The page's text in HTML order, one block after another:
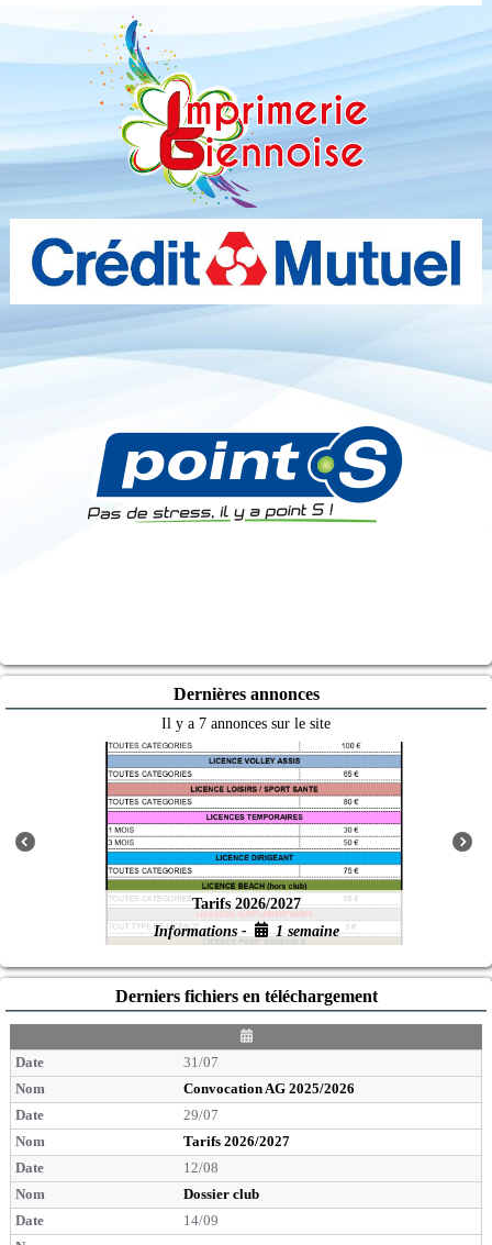
Dernières annonces
Il y a 7 annonces sur le site
Tarifs 2026/2027
Informations -
1 semaine
Derniers fichiers en téléchargement
D
a
e
31/07
Convocation AG 2025/2026
29/07
Tarifs 2026/2027
12/08
Dossier club
14/09